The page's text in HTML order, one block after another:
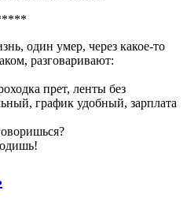
один умер, через какое-то
разговаривают:
прет, ленты без
график удобный, зарплата